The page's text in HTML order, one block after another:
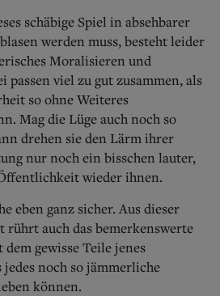
schäbige Spiel in absehbarer
werden muss, besteht leider
Moralisieren und
passen viel zu gut zusammen, als
so ohne Weiteres
Mag die Lüge auch noch so
drehen sie den Lärm ihrer
nur noch ein bisschen lauter,
wieder ihnen.
eben ganz sicher. Aus dieser
auch das bemerkenswerte
gewisse Teile jenes
noch so jämmerliche
können.